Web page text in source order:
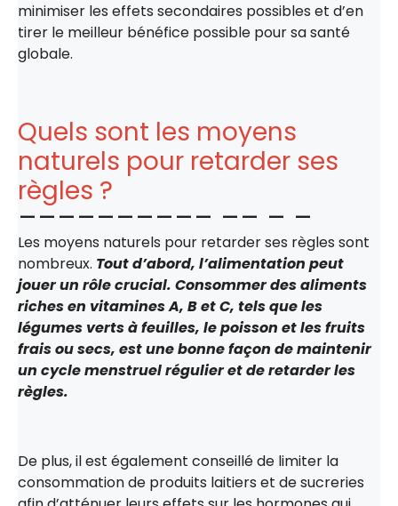
minimiser les effets secondaires possibles et d’en
tirer le meilleur bénéfice possible pour sa santé
globale.
Quels sont les moyens
naturels pour retarder ses
règles ?
Les moyens naturels pour retarder ses règles sont
nombreux. Tout d’abord, l’alimentation peut
jouer un rôle crucial. Consommer des aliments
riches en vitamines A, B et C, tels que les
légumes verts à feuilles, le poisson et les fruits
frais ou secs, est une bonne façon de maintenir
un cycle menstruel régulier et de retarder les
règles.
De plus, il est également conseillé de limiter la
consommation de produits laitiers et de sucreries